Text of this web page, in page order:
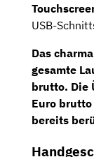
USB-
Das
gesamte
brutto. Die
Euro
bereits